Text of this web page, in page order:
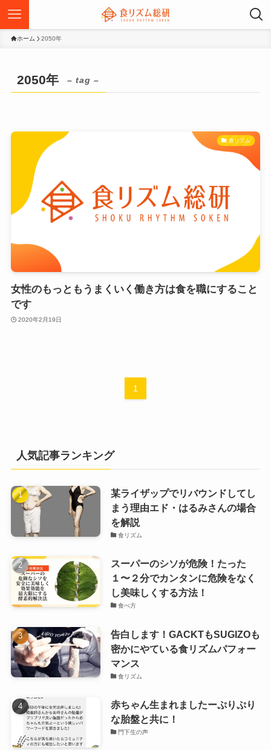
ホーム 2050年
2050年 – tag –
食リズム
女性のもっともうまくいく働き方は食を職にすること
です
2020年2月19日
1
人気記事ランキング
某ライザップでリバウンドしてし
まう理由エド・はるみさんの場合
を解説
食リズム
スーパーのシソが危険！たった
１〜２分でカンタンに危険をなく
し美味しくする方法！
食べ方
告白します！GACKTもSUGIZOも
密かにやている食リズムパフォー
マンス
食リズム
赤ちゃん生まれましたーぷりぷり
な胎盤と共に！
門下生の声